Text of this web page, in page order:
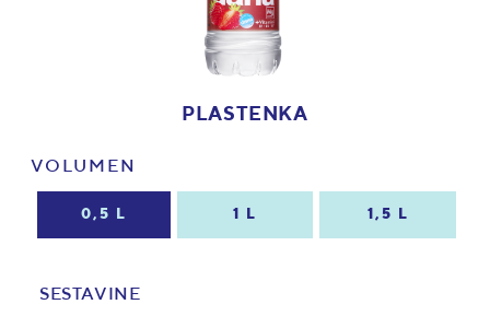
PLASTENKA
VOLUMEN
0,5 L 1 L 1,5 L
SESTAVINE